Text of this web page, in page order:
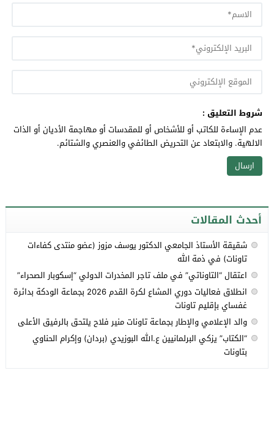
شروط التعليق :
عدم الإساءة للكاتب أو للأشخاص أو للمقدسات أو مهاجمة الأديان أو الذات
الالهية. والابتعاد عن التحريض الطائفي والعنصري والشتائم.
أحدث المقالات
شقيقة الأستاذ الجامعي الدكتور يوسف مزوز (عضو منتدى كفاءات
تاونات) في ذمة الله
اعتقال “التاوناتي” في ملف تاجر المخدرات الدولي “إسكوبار الصحراء”
انطلاق فعاليات دوري المشاع لكرة القدم 2026 بجماعة الودكة بدائرة
غفساي بإقليم تاونات
والد الإعلامي والإطار بجماعة تاونات منير فلاح يلتحق بالرفيق الأعلى
“الكتاب” يزكي البرلمانيين ع.الله البوزيدي (بردان) وإكرام الحناوي
بتاونات